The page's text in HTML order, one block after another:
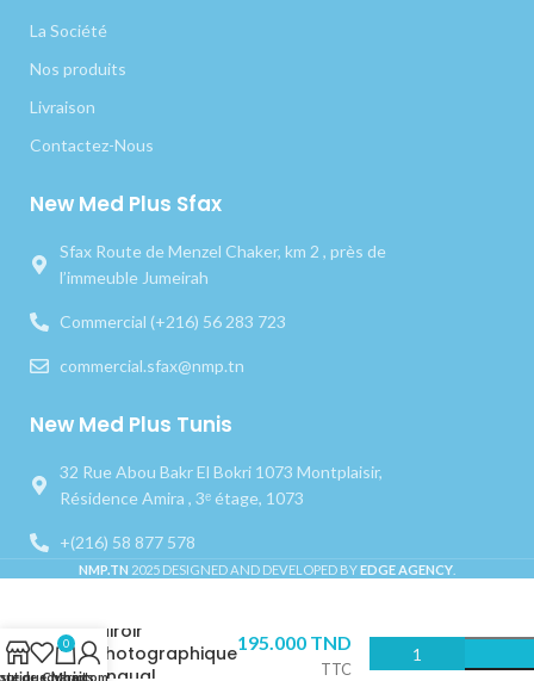
La Société
Nos produits
Livraison
Contactez-Nous
New Med Plus Sfax
Sfax Route de Menzel Chaker, km 2 , près de
l’immeuble Jumeirah
Commercial (+216) 56 283 723
commercial.sfax@nmp.tn
New Med Plus Tunis
32 Rue Abou Bakr El Bokri 1073 Montplaisir,
Résidence Amira , 3ᵉ étage, 1073
+(216) 58 877 578
NMP.TN 2025 DESIGNED AND DEVELOPED BYEDGE AGENCY
Miroir
Photographique
Lingual
195.000 TND
TTC
de souhaits
0
Chariot
Mon compte